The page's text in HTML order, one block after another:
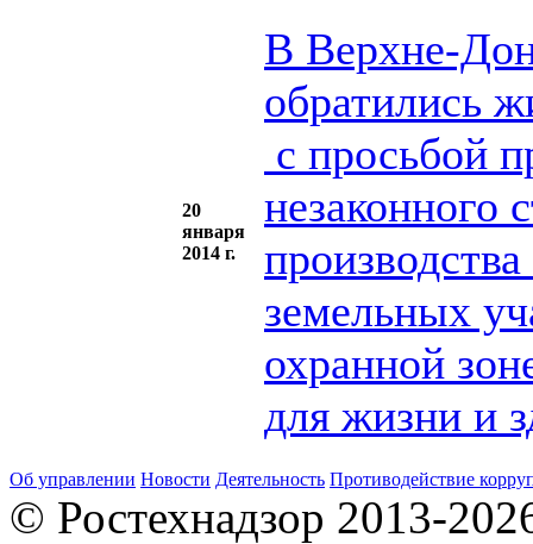
20
января
2014 г.
В Верхне-
обратились
с просьбой
незаконного
земельных
охранной
для жизни и
Об управлении Новости Деятельность Противодействие
© Ростехнадзор 2013-